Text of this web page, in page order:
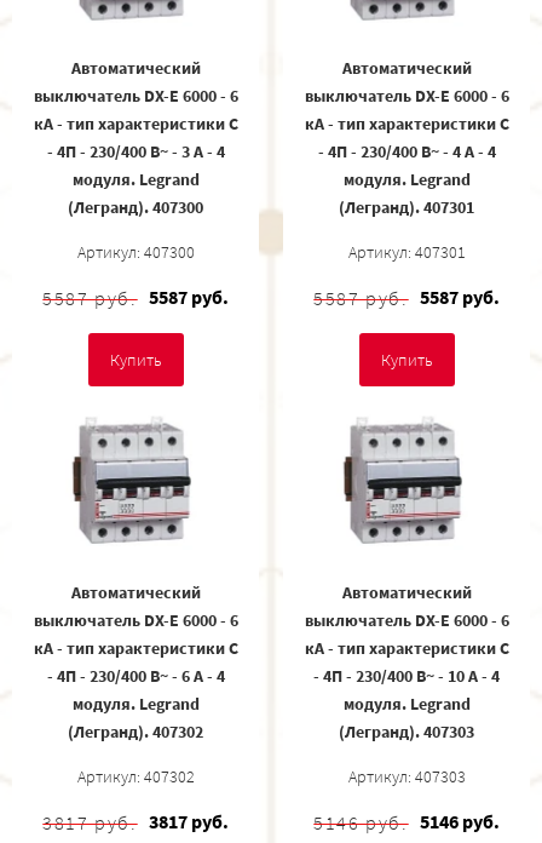
Автоматический
выключатель DX-E 6000 - 6
кА - тип характеристики C
- 4П - 230/400 В~ - 3 А - 4
модуля. Legrand
(Легранд). 407300
Артикул: 407300
5587 руб. 5587 руб.
Купить
Автоматический
выключатель DX-E 6000 - 6
кА - тип характеристики C
- 4П - 230/400 В~ - 4 А - 4
модуля. Legrand
(Легранд). 407301
Артикул: 407301
5587 руб. 5587 руб.
Купить
Автоматический
выключатель DX-E 6000 - 6
кА - тип характеристики C
- 4П - 230/400 В~ - 6 А - 4
модуля. Legrand
(Легранд). 407302
Артикул: 407302
3817 руб. 3817 руб.
Автоматический
выключатель DX-E 6000 - 6
кА - тип характеристики C
- 4П - 230/400 В~ - 10 А - 4
модуля. Legrand
(Легранд). 407303
Артикул: 407303
5146 руб. 5146 руб.